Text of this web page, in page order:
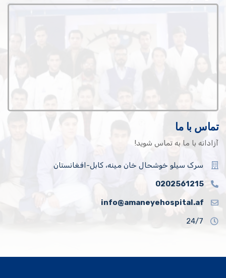
تماس با ما
آزادانه با ما به تماس شوید!
سرک سیلو خوشحال خان مینه، کابل-افغانستان
0202561215
info@amaneyehospital.af
24/7